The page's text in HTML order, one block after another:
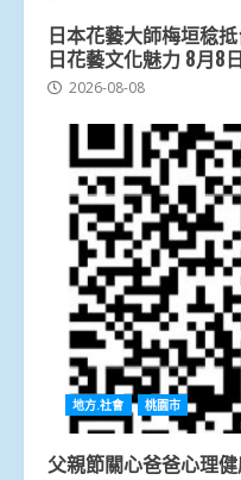
日本花藝大師梅垣稔
日花藝文化魅力 8月8
2026-08-08
地方.社會 桃園市
父親節關心爸爸心理